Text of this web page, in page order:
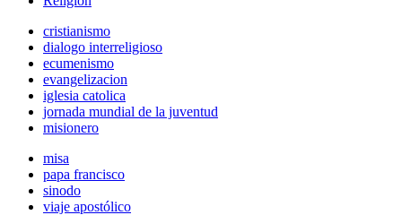
cristianismo
dialogo interreligioso
ecumenismo
evangelizacion
iglesia catolica
jornada mundial de la juventud
misionero
misa
papa francisco
sinodo
viaje apostólico